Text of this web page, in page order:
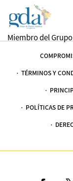
Miembro del
TÉRMINOS Y
POLÍTICAS DE